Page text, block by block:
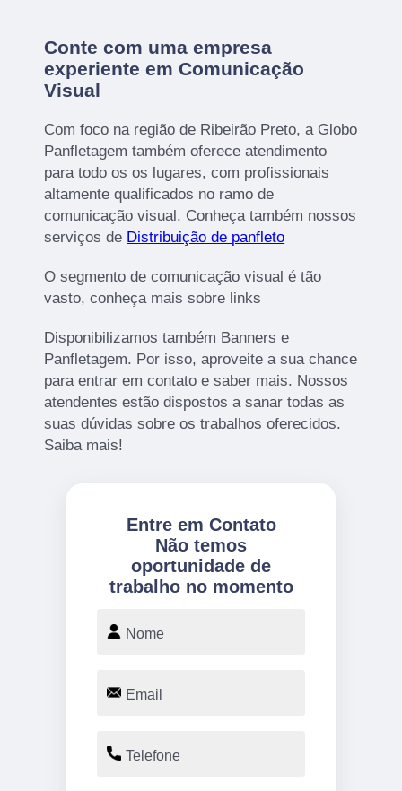
Conte com uma empresa
experiente em Comunicação
Visual
Com foco na região de Ribeirão Preto, a Globo
Panfletagem também oferece atendimento
para todo os os lugares, com profissionais
altamente qualificados no ramo de
comunicação visual. Conheça também nossos
serviços de Distribuição de panfleto
O segmento de comunicação visual é tão
vasto, conheça mais sobre links
Disponibilizamos também Banners e
Panfletagem. Por isso, aproveite a sua chance
para entrar em contato e saber mais. Nossos
atendentes estão dispostos a sanar todas as
suas dúvidas sobre os trabalhos oferecidos.
Saiba mais!
Entre em Contato
Não temos
oportunidade de
trabalho no momento